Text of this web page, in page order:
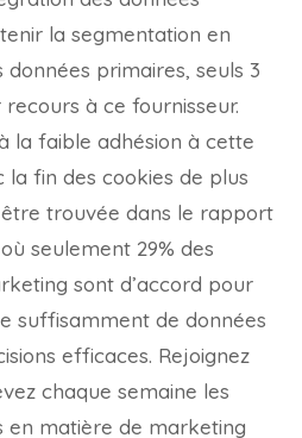
la segmentation en
primaires, seuls 3
à ce fournisseur.
la faible adhésion à cette
fin des cookies de plus
trouvée dans le rapport
seulement 29% des
sont d’accord pour
suffisamment de données
efficaces. Rejoignez
chaque semaine les
en matière de marketing